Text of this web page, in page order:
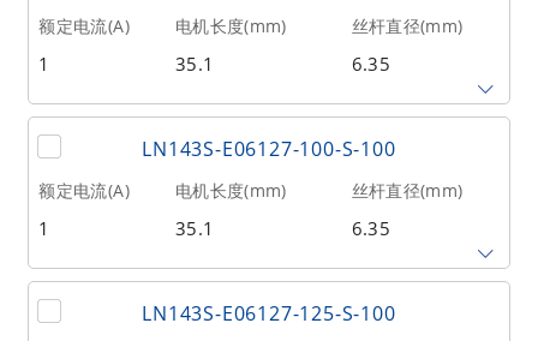
相数 转子惯量(g•cm²) 重量(kg)
2 20 0.21
额定电流(A) 电机长度(mm) 丝杆直径(mm)
1 35.1 6.35
丝杆导程(mm) 丝杆长度(mm) 额定推力(N
@300RPM)
相数 转子惯量(g•cm²) 重量(kg)
2 20 0.21
LN143S-E06127-100-S-100
额定电流(A) 电机长度(mm) 丝杆直径(mm)
1 35.1 6.35
丝杆导程(mm) 丝杆长度(mm) 额定推力(N
@300RPM)
LN143S-E06127-125-S-100